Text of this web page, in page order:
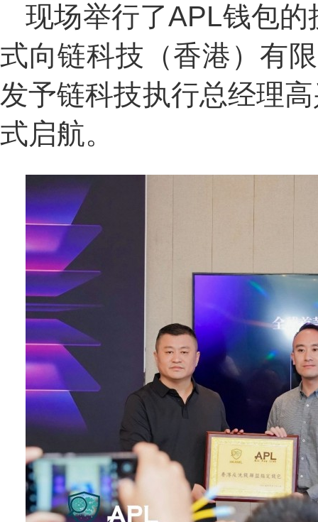
现场举行了APL钱包
式向链科技（香港）有
发予链科技执行总经理
式启航。